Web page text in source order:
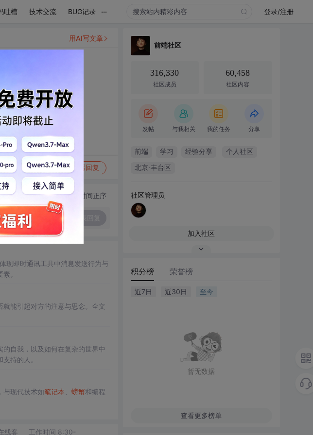
吐槽 技术交流 BUG记录 ... 登录/注册
而你在想我。
写回复
用AI写文章
切换为时间正序
现即时通讯工具中消息发送行为与
。
就能引起对方的注意与思念。全文
自我，以及如何在复杂的世界中
持的人。
与现代技术如笔记本 螃蟹和编程
线客 工作时间 8:30-
前端社区
316,330
社区成员
60,458
社区内容
发帖 与我相关 我的任务 分享
前端 学习 经验分享 个人社区
北京·丰台区
社区管理员
加入社区
积分榜 荣誉榜
近7日 近30日 至今
暂无数据
查看更多榜单